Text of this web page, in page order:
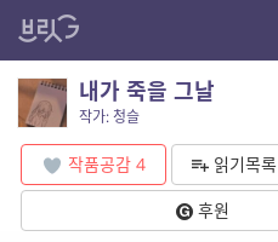
내가 죽을 그날
작가: 청슬
작품공감 4 읽기목록
후원